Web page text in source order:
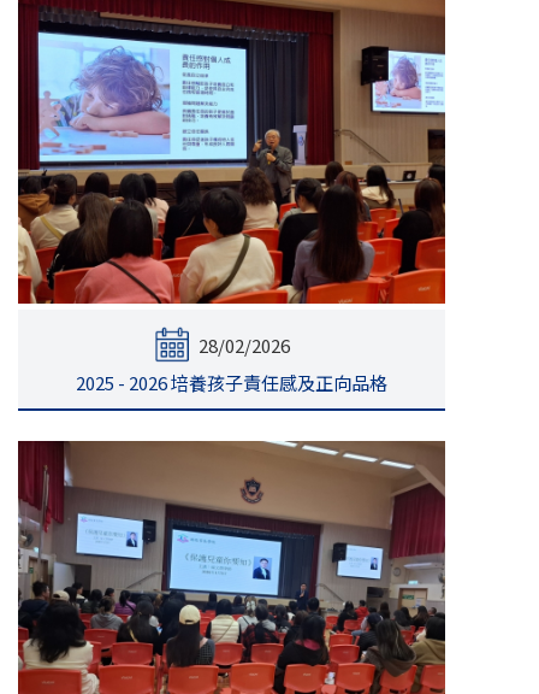
28/02/2026
2025 - 2026 培養孩子責任感及正向品格